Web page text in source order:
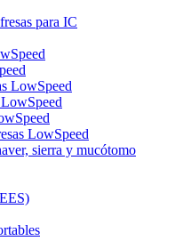
para IC
LowSpeed
LowSpeed
sierra y mucótomo